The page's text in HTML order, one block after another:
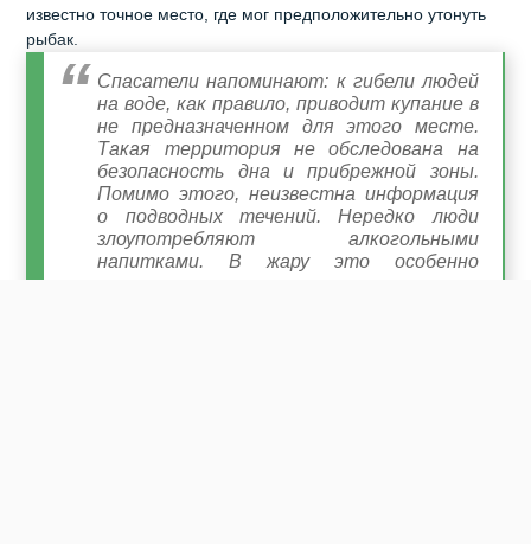
известно точное место, где мог предположительно утонуть
рыбак.
Спасатели напоминают: к гибели людей
на воде, как правило, приводит купание в
не предназначенном для этого месте.
Такая территория не обследована на
безопасность дна и прибрежной зоны.
Помимо этого, неизвестна информация
о подводных течений. Нередко люди
злоупотребляют алкогольными
напитками. В жару это особенно